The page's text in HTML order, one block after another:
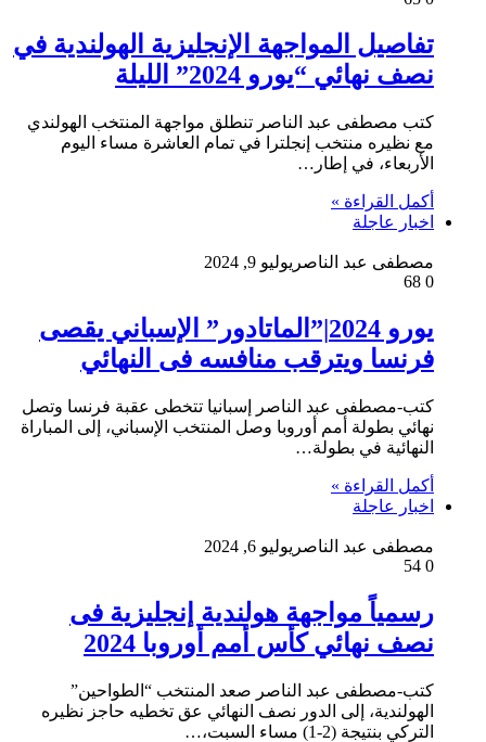
تفاصيل المواجهة الإنجليزية الهولندية في
نصف نهائي “يورو 2024” الليلة
كتب مصطفى عبد الناصر تنطلق مواجهة المنتخب الهولندي
مع نظيره منتخب إنجلترا في تمام العاشرة مساء اليوم
الأربعاء، في إطار…
أكمل القراءة »
اخبار عاجلة
مصطفى عبد الناصر يوليو 9, 2024
0
يورو 2024|”الماتادور” الإسباني يقصى
فرنسا ويترقب منافسه فى النهائي
كتب-مصطفى عبد الناصر إسبانيا تتخطى عقبة فرنسا وتصل
نهائي بطولة أمم أوروبا وصل المنتخب الإسباني، إلى المباراة
النهائية في بطولة…
أكمل القراءة »
اخبار عاجلة
مصطفى عبد الناصر يوليو 6, 2024
0
رسمياً مواجهة هولندية إنجليزية فى
نصف نهائي كأس أمم أوروبا 2024
كتب-مصطفى عبد الناصر صعد المنتخب “الطواحين”
الهولندية، إلى الدور نصف النهائي عق تخطيه حاجز نظيره
التركي بنتيجة (2-1) مساء السبت،…